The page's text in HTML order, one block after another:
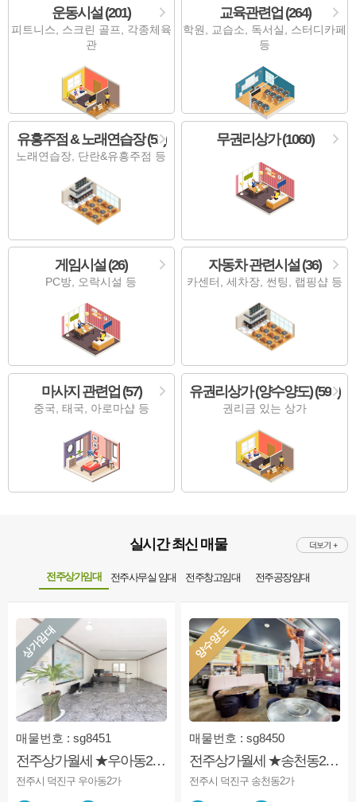
운동시설 (201)
피트니스, 스크린 골프, 각종체육
관
교육관련업 (264)
학원, 교습소, 독서실, 스터디카페
등
유흥주점 & 노래연습장 (51)
노래연습장, 단란&유흥주점 등
무권리상가 (1060)
게임시설 (26)
PC방, 오락시설 등
자동차 관련시설 (36)
카센터, 세차장, 썬팅, 랩핑샵 등
마사지 관련업 (57)
중국, 태국, 아로마샵 등
유권리상가 (양수양도) (594)
권리금 있는 상가
실시간 최신 매물
전주상가임대 전주사무실 임대 전주창고임대 전주공장임대
상가임대
매물번호 : sg8451
전주상가월세 ★우아동2가★1층★아파트앞★사무실★미용업★소매점
전주시 덕진구 우아동2가
양수양도
매물번호 : sg8450
전주상가월세 ★송천동2가★먹자골목★1층★양수양도★권리금有
전주시 덕진구 송천동2가